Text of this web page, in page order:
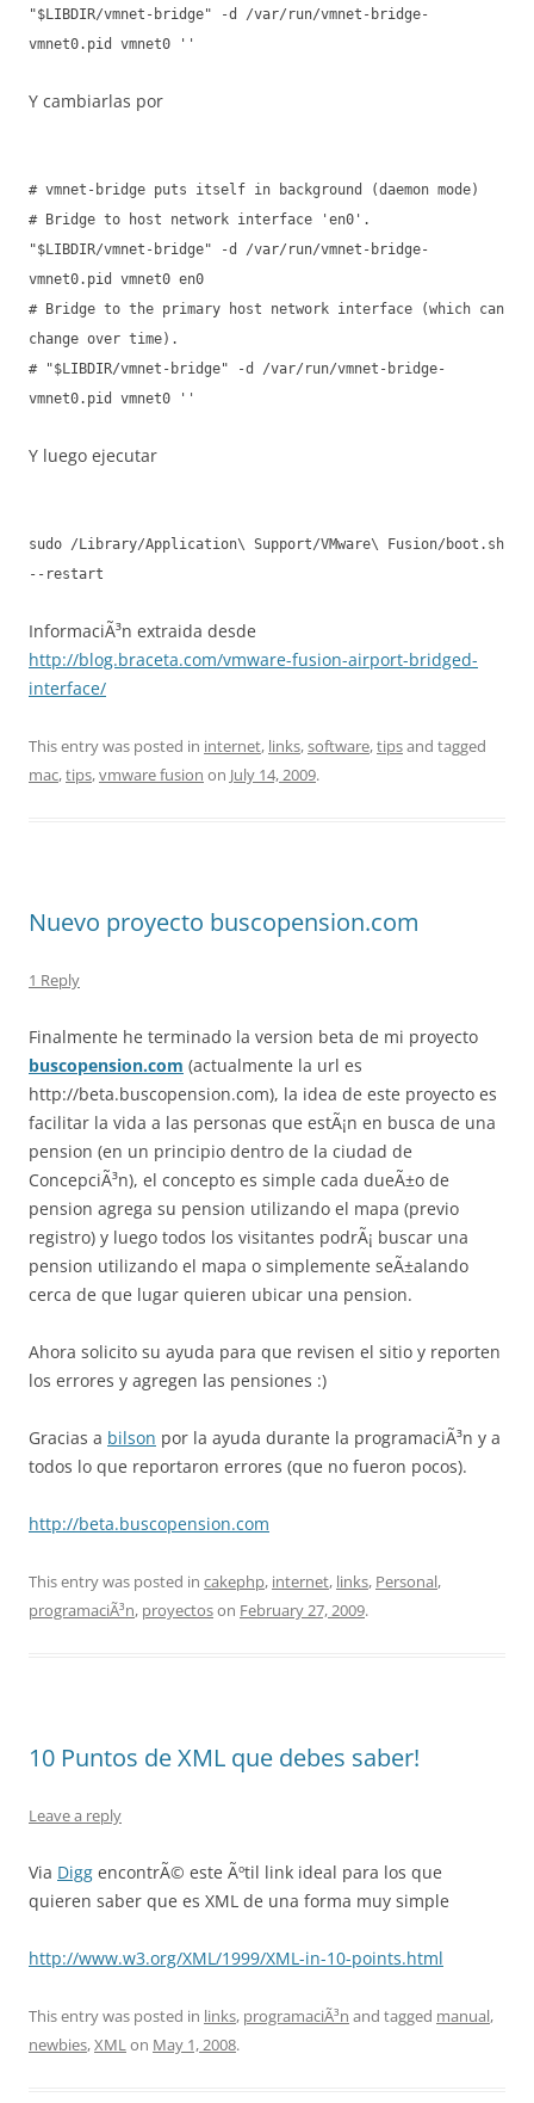
"$LIBDIR/vmnet-bridge" -d /var/run/vmnet-bridge-
vmnet0.pid vmnet0 ''
Y cambiarlas por
# vmnet-bridge puts itself in background (daemon mode)
# Bridge to host network interface 'en0'.
"$LIBDIR/vmnet-bridge" -d /var/run/vmnet-bridge-
vmnet0.pid vmnet0 en0
# Bridge to the primary host network interface (which can
change over time).
# "$LIBDIR/vmnet-bridge" -d /var/run/vmnet-bridge-
vmnet0.pid vmnet0 ''
Y luego ejecutar
sudo /Library/Application\ Support/VMware\ Fusion/boot.sh
--restart
InformaciÃ³n extraida desde
http://blog.braceta.com/vmware-fusion-airport-bridged-
interface/
This entry was posted in internet, links,software,tipsand tagged
mac,tips,vmware fusion on July 14, 2009.
Nuevo proyecto buscopension.com
1 Reply
Finalmente he terminado la version beta de mi proyecto
buscopension.com (actualmente la url es
http://beta.buscopension.com), la idea de este proyecto es
facilitar la vida a las personas que estÃ¡n en busca de una
pension (en un principio dentro de la ciudad de
ConcepciÃ³n), el concepto es simple cada dueÃ±o de
pension agrega su pension utilizando el mapa (previo
registro) y luego todos los visitantes podrÃ¡ buscar una
pension utilizando el mapa o simplemente seÃ±alando
cerca de que lugar quieren ubicar una pension.
Ahora solicito su ayuda para que revisen el sitio y reporten
los errores y agregen las pensiones :)
Gracias a bilson por la ayuda durante la programaciÃ³n y a
todos lo que reportaron errores (que no fueron pocos).
http://beta.buscopension.com
This entry was posted in cakephp, internet, links, Personal,
programaciÃ³n, proyectoson February 27, 2009.
10 Puntos de XML que debes saber!
Leave a reply
Via Digg encontrÃ© este Ãºtil link ideal para los que
quieren saber que es XML de una forma muy simple
http://www.w3.org/XML/1999/XML-in-10-points.html
This entry was posted in links, programaciÃ³n and tagged manual,
newbies,XMLon May 1, 2008.